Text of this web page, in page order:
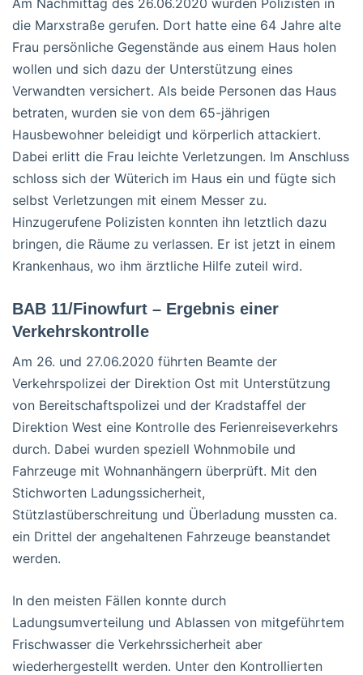
die Marxstraße gerufen. Dort hatte eine 64 Jahre alte
Frau persönliche Gegenstände aus einem Haus holen
wollen und sich dazu der Unterstützung eines
Verwandten versichert. Als beide Personen das Haus
betraten, wurden sie von dem 65-jährigen
Hausbewohner beleidigt und körperlich attackiert.
Dabei erlitt die Frau leichte Verletzungen. Im Anschluss
schloss sich der Wüterich im Haus ein und fügte sich
selbst Verletzungen mit einem Messer zu.
Hinzugerufene Polizisten konnten ihn letztlich dazu
bringen, die Räume zu verlassen. Er ist jetzt in einem
Krankenhaus, wo ihm ärztliche Hilfe zuteil wird.
BAB 11/Finowfurt – Ergebnis einer
Verkehrskontrolle
Am 26. und 27.06.2020 führten Beamte der
Verkehrspolizei der Direktion Ost mit Unterstützung
von Bereitschaftspolizei und der Kradstaffel der
Direktion West eine Kontrolle des Ferienreiseverkehrs
durch. Dabei wurden speziell Wohnmobile und
Fahrzeuge mit Wohnanhängern überprüft. Mit den
Stichworten Ladungssicherheit,
Stützlastüberschreitung und Überladung mussten ca.
ein Drittel der angehaltenen Fahrzeuge beanstandet
werden.
In den meisten Fällen konnte durch
Ladungsumverteilung und Ablassen von mitgeführtem
Frischwasser die Verkehrssicherheit aber
wiederhergestellt werden. Unter den Kontrollierten